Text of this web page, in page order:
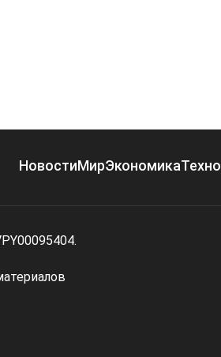
НовостиМирЭкономикаТехно